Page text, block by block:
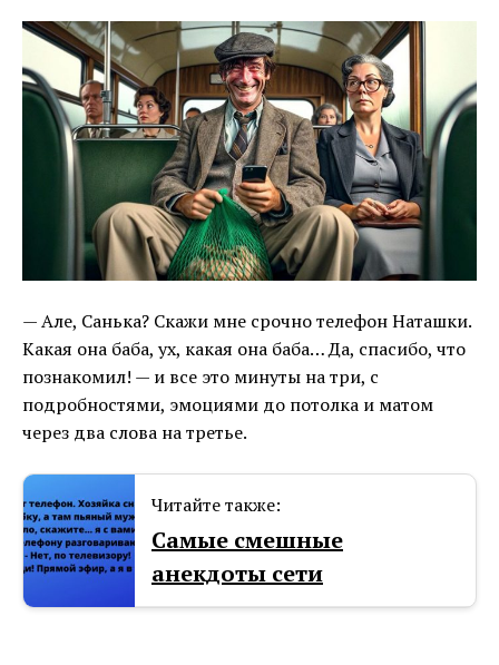
— Але, Санька? Скажи мне срочно телефон Наташки.
Какая она баба, ух, какая она баба… Да, спасибо, что
познакомил! — и все это минуты на три, с
подробностями, эмоциями до потолка и матом
через два слова на третье.
Читайте также:
Самые смешные
анекдоты сети